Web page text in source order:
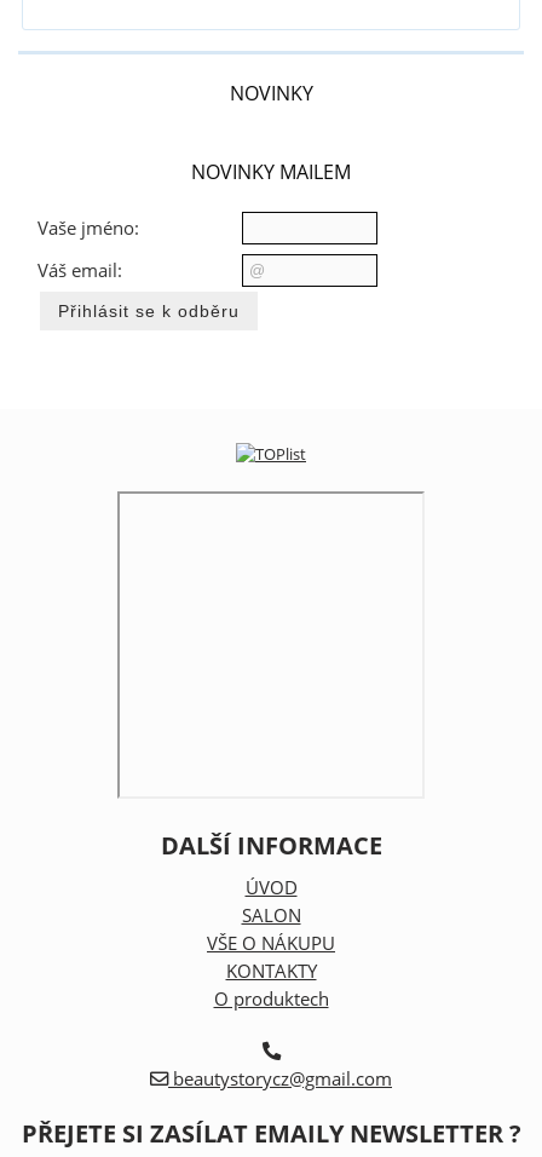
NOVINKY
NOVINKY MAILEM
Vaše jméno:
Váš email:
DALŠÍ INFORMACE
ÚVOD
SALON
VŠE O NÁKUPU
KONTAKTY
O produktech
beautystorycz@gmail.com
PŘEJETE SI ZASÍLAT EMAILY NEWSLETTER ?